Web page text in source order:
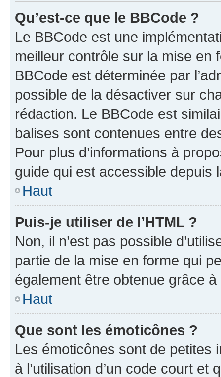
Qu’est-ce que le BBCode ?
Le BBCode est une
meilleur contrôle sur la mise en
BBCode est déterminée par
possible de la désactiver sur
rédaction. Le BBCode est
balises sont contenues entre
Pour plus d’informations à
guide qui est accessible depuis
Haut
Puis-je utiliser de l’HTML ?
Non, il n’est pas possible
partie de la mise en forme qui
également être obtenue grâce à
Haut
Que sont les émoticônes ?
Les émoticônes sont de petites
à l’utilisation d’un code court et